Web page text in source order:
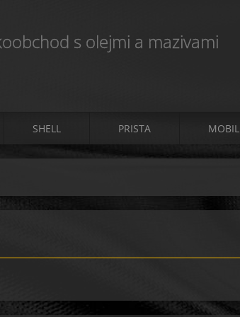
s olejmi a mazivami
SHELL PRISTA MOBIL